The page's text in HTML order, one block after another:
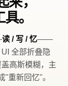
。
读 / 写 / 忆——
全部折叠隐
高斯模糊，主
重新回忆"。